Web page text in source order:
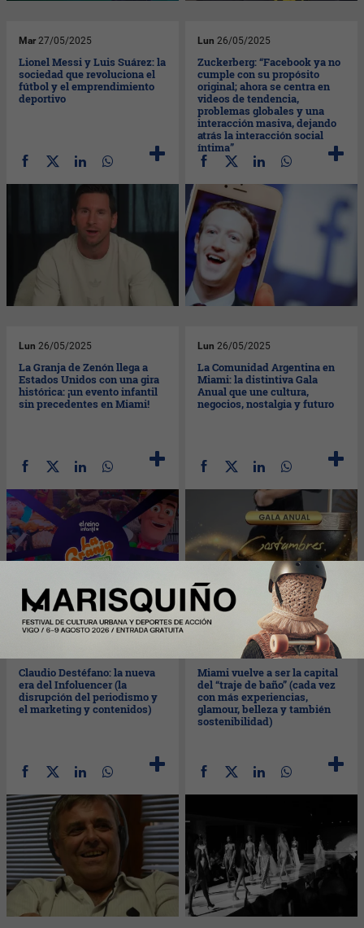
Mar 27/05/2025
Lionel Messi y Luis Suárez: la
sociedad que revoluciona el
fútbol y el emprendimiento
deportivo
Lun 26/05/2025
Zuckerberg: “Facebook ya no
cumple con su propósito
original; ahora se centra en
videos de tendencia,
problemas globales y una
interacción masiva, dejando
atrás la interacción social
íntima”
Lun 26/05/2025
La Granja de Zenón llega a
Estados Unidos con una gira
histórica: ¡un evento infantil
sin precedentes en Miami!
Lun 26/05/2025
La Comunidad Argentina en
Miami: la distintiva Gala
Anual que une cultura,
negocios, nostalgia y futuro
Claudio Destéfano: la nueva
era del Infoluencer (la
disrupción del periodismo y
el marketing y contenidos)
24/05/2025
Miami vuelve a ser la capital
del “traje de baño” (cada vez
con más experiencias,
glamour, belleza y también
sostenibilidad)